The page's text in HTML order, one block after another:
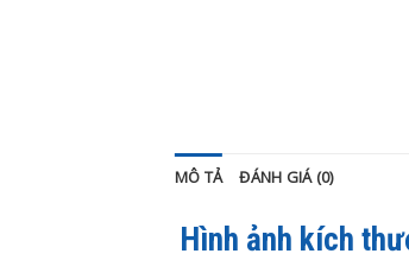
MÔ TẢ ĐÁNH GIÁ (0)
Hình ảnh kích